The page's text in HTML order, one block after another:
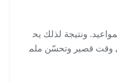
ونتيجة لذلك يح
وقت قصير وتحسّن ملم